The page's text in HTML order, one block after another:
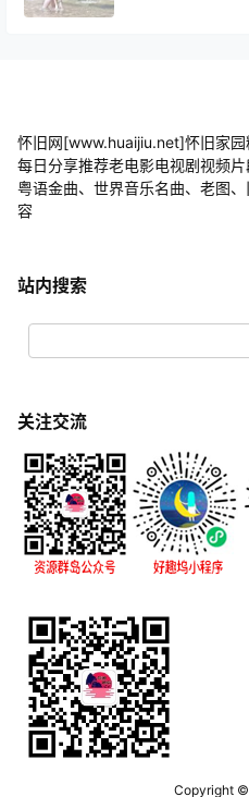
怀旧网[www.huaijiu.net]怀旧家
每日分享推荐老电影电视剧视频片
粤语金曲、世界音乐名曲、老图
容
站内搜索
关注交流
Copyright